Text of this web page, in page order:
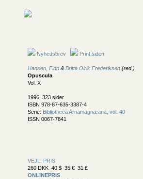
Nyhedsbrev Print siden
Hansen, Finn & Britta Olrik Frederiksen (red.)
Opuscula
Vol. X
1996, 323 sider
ISBN 978-87-635-3387-4
Serie: Bibliotheca Arnamagnæana, vol. 40
ISSN 0067-7841
VEJL. PRIS
260 DKK 40 $ 35 € 31 £
ONLINEPRIS